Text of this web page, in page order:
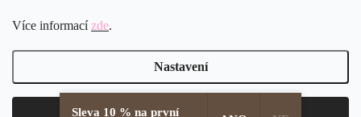
Více informacízde.
Nastavení
Copyright 2026JSB Bijoux s.r.o.
Sleva 10 % na první